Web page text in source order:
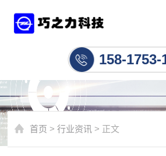
158-1753-
首页 >行业资讯 > 正文